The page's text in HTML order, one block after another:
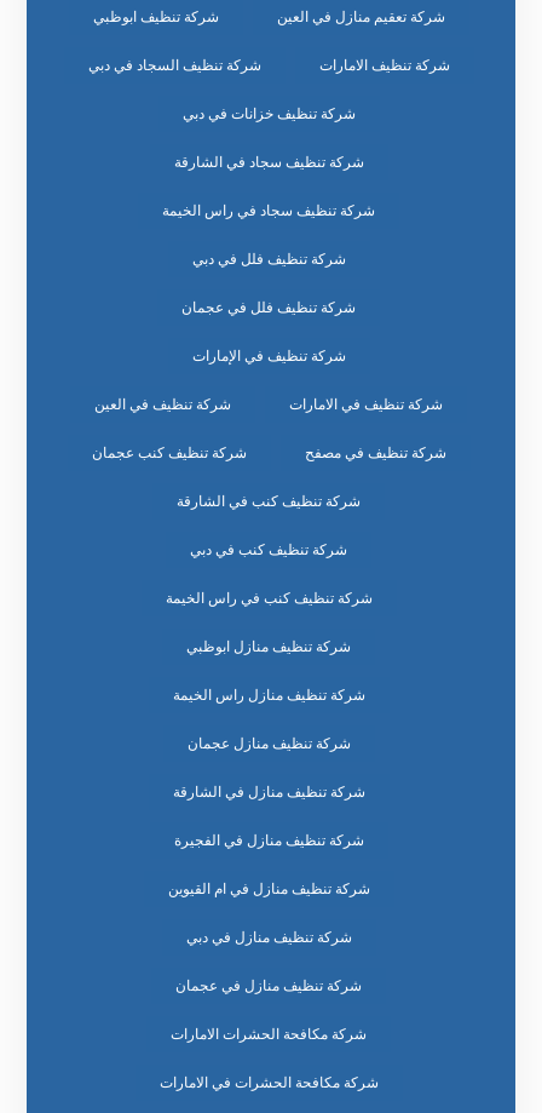
شركة تعقيم منازل في العين شركة تنظيف ابوظبي
شركة تنظيف الامارات شركة تنظيف السجاد في دبي
شركة تنظيف خزانات في دبي
شركة تنظيف سجاد في الشارقة
شركة تنظيف سجاد في راس الخيمة
شركة تنظيف فلل في دبي
شركة تنظيف فلل في عجمان
شركة تنظيف في الإمارات
شركة تنظيف في الامارات شركة تنظيف في العين
شركة تنظيف في مصفح شركة تنظيف كنب عجمان
شركة تنظيف كنب في الشارقة
شركة تنظيف كنب في دبي
شركة تنظيف كنب في راس الخيمة
شركة تنظيف منازل ابوظبي
شركة تنظيف منازل راس الخيمة
شركة تنظيف منازل عجمان
شركة تنظيف منازل في الشارقة
شركة تنظيف منازل في الفجيرة
شركة تنظيف منازل في ام القيوين
شركة تنظيف منازل في دبي
شركة تنظيف منازل في عجمان
شركة مكافحة الحشرات الامارات
شركة مكافحة الحشرات في الامارات